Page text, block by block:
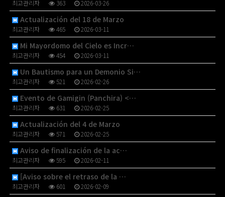
최고관리자 363 2026-03-26
Actualización del 18 de Marzo
최고관리자 465 2026-03-11
Mi Mayordomo del Cielo es Incr…
최고관리자 454 2026-03-11
Un Bautismo para un Demonio Si…
최고관리자 521 2026-02-26
Evento de Gamigin (Panchira) <…
최고관리자 631 2026-02-25
Actualización del 4 de Marzo
최고관리자 571 2026-02-25
Aviso de finalización de la ac…
최고관리자 595 2026-02-11
[Aviso sobre el retraso de la …
최고관리자 601 2026-02-09